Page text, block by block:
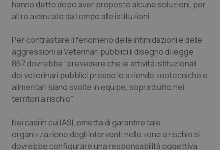
Marche
Molise
Piemonte
Provincia Autonoma di Bolzano
Provincia Autonoma di Trento
Donna & Salute
Epatiti
HIV
Infezioni & Febbre
Ipertensione & Scompenso
hanno detto dopo aver proposto alcune soluzioni, per
altro avanzate da tempo alle istituzioni.
Per contrastare il fenomeno delle intimidazioni e delle
aggressioni ai Veterinari pubblici il disegno di legge
867 dovrebbe “prevedere che le attività istituzionali
dei veterinari pubblici presso le aziende zootecniche e
alimentari siano svolte in equipe, soprattutto nei
territori a rischio”.
Nei casi in cui l’ASL ometta di garantire tale
organizzazione degli interventi nelle zone a rischio si
dovrebbe configurare una responsabilità oggettiva